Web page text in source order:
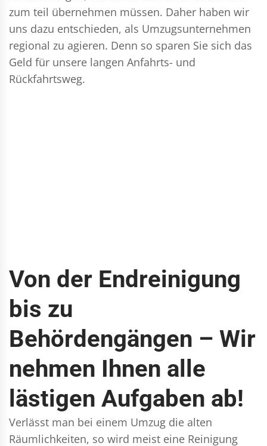
zum teil übernehmen müssen. Daher haben wir
uns dazu entschieden, als Umzugsunternehmen
regional zu agieren. Denn so sparen Sie sich das
Geld für unsere langen Anfahrts- und
Rückfahrtsweg.
Von der Endreinigung
bis zu
Behördengängen – Wir
nehmen Ihnen alle
lästigen Aufgaben ab!
Verlässt man bei einem Umzug die alten
Räumlichkeiten, so wird meist eine Reinigung